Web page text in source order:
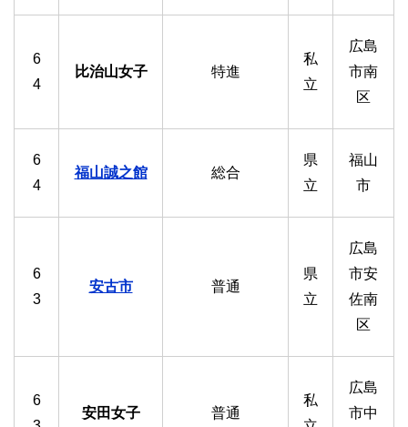
6
4
比治山女子 特進
私
立
広島
市南
区
6
4
福山誠之館 総合
県
立
福山
市
6
3
安古市 普通
県
立
広島
市安
佐南
区
6
安田女子 普通
私
広島
市中